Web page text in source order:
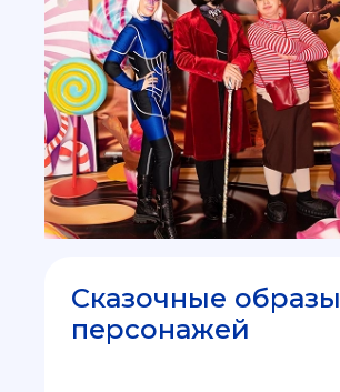
Сказочные образы
персонажей